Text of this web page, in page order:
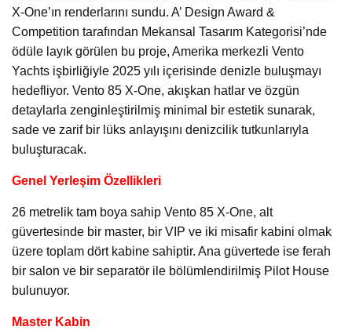
X-One’ın renderlarını sundu. A’ Design Award &
Competition tarafından Mekansal Tasarım Kategorisi’nde
ödüle layık görülen bu proje, Amerika merkezli Vento
Yachts işbirliğiyle 2025 yılı içerisinde denizle buluşmayı
hedefliyor. Vento 85 X-One, akışkan hatlar ve özgün
detaylarla zenginleştirilmiş minimal bir estetik sunarak,
sade ve zarif bir lüks anlayışını denizcilik tutkunlarıyla
buluşturacak.
Genel Yerleşim Özellikleri
26 metrelik tam boya sahip Vento 85 X-One, alt
güvertesinde bir master, bir VIP ve iki misafir kabini olmak
üzere toplam dört kabine sahiptir. Ana güvertede ise ferah
bir salon ve bir separatör ile bölümlendirilmiş Pilot House
bulunuyor.
Master Kabin